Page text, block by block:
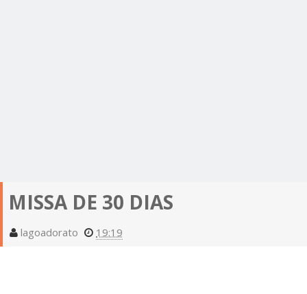
MISSA DE 30 DIAS
lagoadorato 19:19